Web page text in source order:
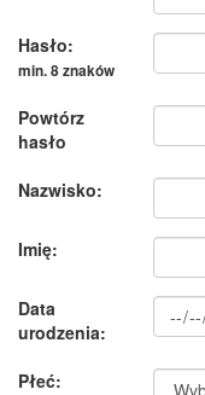
Hasło:
min. 8 znaków
Powtórz
hasło
Nazwisko:
Imię:
Data
urodzenia:
Płeć: